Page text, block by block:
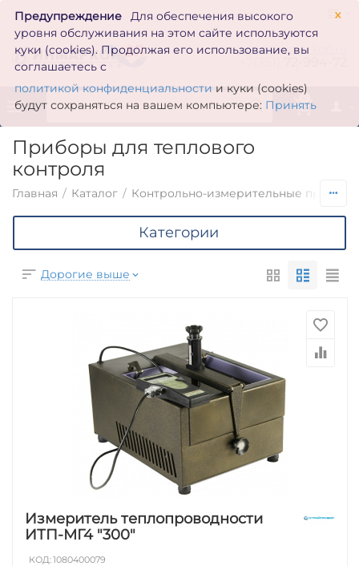
×
Предупреждение
Для обеспечения высокого
уровня обслуживания на этом сайте используются
куки (cookies). Продолжая его использование, вы
соглашаетесь с
политикой конфиденциальности и куки (cookies)
будут сохраняться на вашем компьютере: Принять
zakaz@inmarkon.ru
0
Приборы для теплового
контроля
Главная / Каталог / Контрольно-измерительные
Категории
Дорогие выше
Измеритель теплопроводности
ИТП-МГ4 "300"
КОД:1080400079